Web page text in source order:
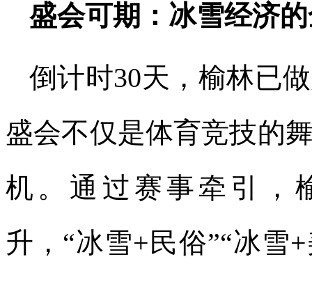
盛会可期：冰雪经济
倒计时30天，榆林已
盛会不仅是体育竞技的
机。通过赛事牵引，
升，“冰雪+民俗”“冰雪